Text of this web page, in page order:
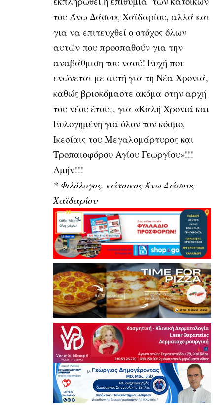
του Άνω Δάσους Χαϊδαρίου, αλλά και
για να επιτευχθεί ο στόχος όλων
αυτών που προσπαθούν για την
αναβάθμιση του ναού! Ευχή που
ενώνεται με αυτή για τη Νέα Χρονιά,
καθώς βρισκόμαστε ακόμα στην αρχή
του νέου έτους, για «Καλή Χρονιά και
Ευλογημένη για όλον τον κόσμο,
Ικεσίαις του Μεγαλομάρτυρος και
Τροπαιοφόρου Αγίου Γεωργίου»!!!
Αμήν!!!
* Φιλόλογος, κάτοικος Άνω Δάσους
Χαϊδαρίου